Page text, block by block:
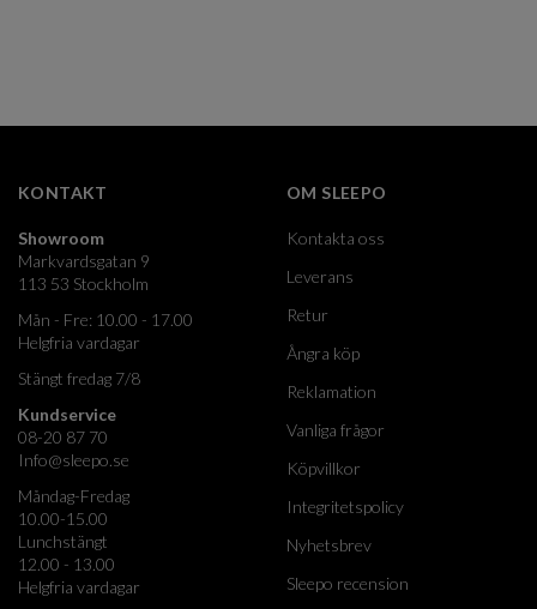
KONTAKT
Showroom
Markvardsgatan 9
113 53 Stockholm
Mån - Fre: 10.00 - 17.00
Helgfria vardagar
Stängt fredag 7/8
Kundservice
08-20 87 70
Info@sleepo.se
Måndag-Fredag
10.00-15.00
Lunchstängt
12.00 - 13.00
Helgfria vardagar
OM SLEEPO
Kontakta oss
Leverans
Retur
Ångra köp
Reklamation
Vanliga frågor
Köpvillkor
Integritetspolicy
Nyhetsbrev
Sleepo recension